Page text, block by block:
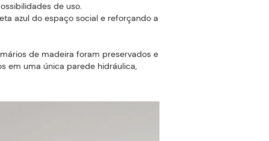
de uso.
azul do espaço social e reforçando a
de madeira foram preservados e
em uma única parede hidráulica,